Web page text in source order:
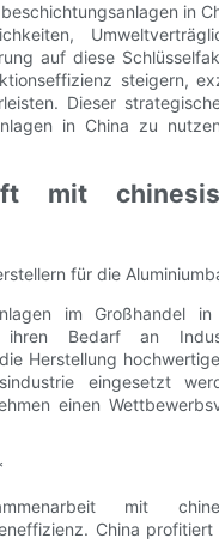
in
auf diese
steigern,
Dieser
in China zu
mit
für die
im Großhandel
Bedarf an
Herstellung
eingesetzt
einen
mit
China